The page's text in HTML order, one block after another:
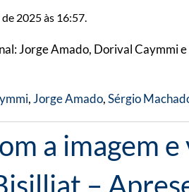
POÇOS DE CALDAS
EXPOSIÇÕES
FUTURAS
ANTERIORES
TOURS VIRTUAIS
VISITAS MEDIADAS
2025 às 16:57.
Jorge Amado, Dorival Caymmi
, Jorge Amado,Sérgio
a imagem
–